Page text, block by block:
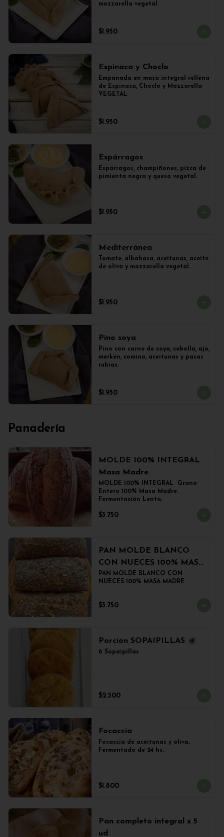
mozzarella vegetal.
$1.950
Espinaca y Choclo
Empanada en masa integral rellena
de Espinaca, Choclo y Mozzarella
VEGETAL
$1.950
Espárragos
Espárragos, champiñones, pizca de
pimienta negra y queso vegetal.
$1.950
Mediterránea
Tomate, albahaca, aceitunas, aceite
de oliva y mozzarella vegetal.
$1.950
Pino soya
Pino con carne de soya, cebolla, ajo,
merkén, comino, aceitunas y pasas
rubias.
$1.950
Panadería
MOLDE 100% INTEGRAL
Masa Madre
MOLDE 100% INTEGRAL  Grano
Entero 100% Masa Madre.
Fermentación Lenta.
$3.750
PAN MOLDE BLANCO
CON NUECES 100% MASA
MADRE
PAN MOLDE BLANCO CON
NUECES 100% MASA MADRE
$3.750
Porción SOPAIPILLAS
6 Sopaipillas
$2.500
Focaccia
Focaccia de aceitunas y oliva.
Fermentado de 24 hs.
$1.800
Pan completo integral x 5
ud